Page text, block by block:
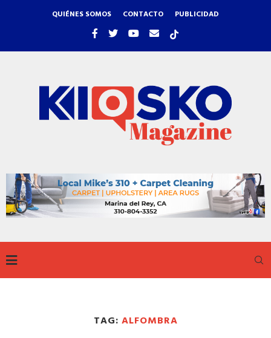
QUIÉNES SOMOS CONTACTO PUBLICIDAD
TAG: ALFOMBRA